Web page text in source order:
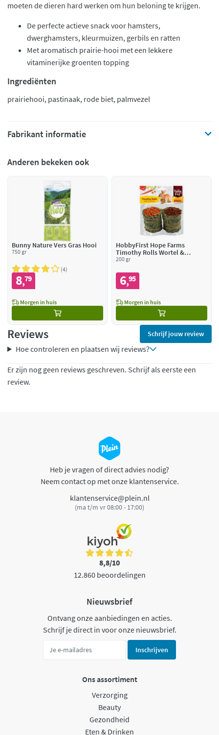
moeten de dieren hard werken om hun beloning te krijgen.
De perfecte actieve snack voor hamsters,
dwerghamsters, kleurmuizen, gerbils en ratten
Met aromatisch prairie-hooi met een lekkere
vitaminerijke groenten topping
Ingrediënten
prairiehooi, pastinaak, rode biet, palmvezel
Fabrikant informatie
Anderen bekeken ook
Bunny Nature Vers Gras Hooi
750 gr
4
8,79
Morgen in huis
HobbyFirst Hope Farms
Timothy Rolls Wortel &
Paprika
200 gr
6,95
Morgen in huis
Reviews Schrijf jouw review
Hoe controleren en plaatsen wij reviews?
Er zijn nog geen reviews geschreven. Schrijf als eerste een
review.
Heb je vragen of direct advies nodig?
Neem contact op met onze klantenservice.
klantenservice@plein.nl
(ma t/m vr 08:00 - 17:00)
8,8/10
12.860 beoordelingen
Nieuwsbrief
Ontvang onze aanbiedingen en acties.
Schrijf je direct in voor onze nieuwsbrief.
Inschrijven
Ons assortiment
Verzorging
Beauty
Gezondheid
Eten & Drinken